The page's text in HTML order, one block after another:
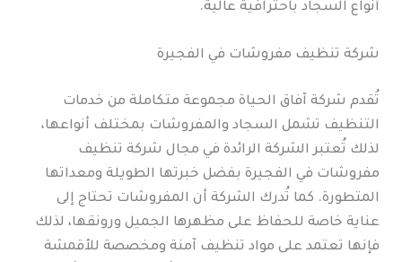
أنواع السجاد باحترافية عالية.
شركة تنظيف مفروشات في الفجيرة
تُقدم شركة آفاق الحياة مجموعة متكاملة من خدمات
التنظيف تشمل السجاد والمفروشات بمختلف أنواعها،
لذلك تُعتبر الشركة الرائدة في مجال شركة تنظيف
مفروشات في الفجيرة بفضل خبرتها الطويلة ومعداتها
المتطورة. كما تُدرك الشركة أن المفروشات تحتاج إلى
عناية خاصة للحفاظ على مظهرها الجميل ورونقها، لذلك
فإنها تعتمد على مواد تنظيف آمنة ومخصصة للأقمشة